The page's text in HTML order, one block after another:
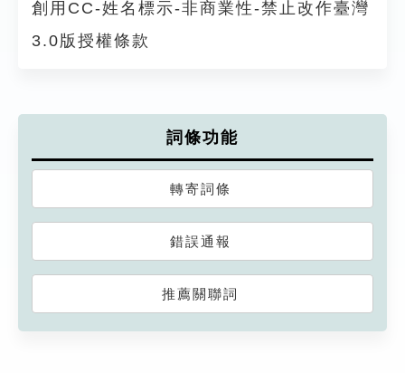
創用CC-姓名標示-非商業性-禁止改作臺灣
3.0版授權條款
詞條功能
轉寄詞條
錯誤通報
推薦關聯詞